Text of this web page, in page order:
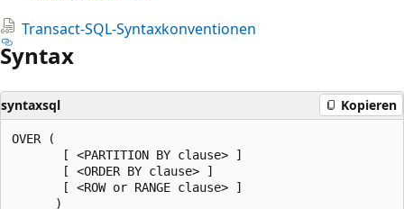
Transact-SQL-Syntaxkonventionen
Syntax
syntaxsql Kopieren
OVER (
       [ <PARTITION BY clause> ]
       [ <ORDER BY clause> ]
       [ <ROW or RANGE clause> ]
      )